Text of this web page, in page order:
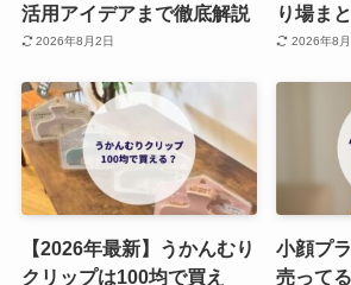
活用アイデアまで徹底解説
2026年8月2日
り場ま
2026年8月
【2026年最新】うかんむり
クリップは100均で買え
小顔プ
売って